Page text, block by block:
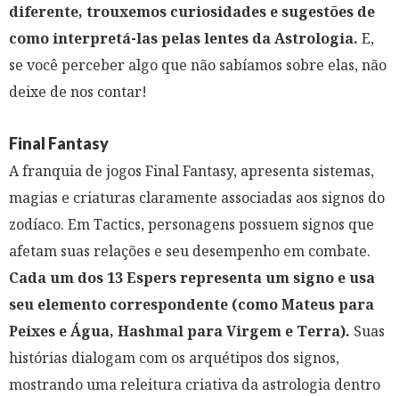
diferente, trouxemos curiosidades e sugestões de
como interpretá-las pelas lentes da Astrologia. E,
se você perceber algo que não sabíamos sobre elas, não
deixe de nos contar!
Final Fantasy
A franquia de jogos Final Fantasy, apresenta sistemas,
magias e criaturas claramente associadas aos signos do
zodíaco. Em Tactics, personagens possuem signos que
afetam suas relações e seu desempenho em combate.
Cada um dos 13 Espers representa um signo e usa
seu elemento correspondente (como Mateus para
Peixes e Água, Hashmal para Virgem e Terra). Suas
histórias dialogam com os arquétipos dos signos,
mostrando uma releitura criativa da astrologia dentro